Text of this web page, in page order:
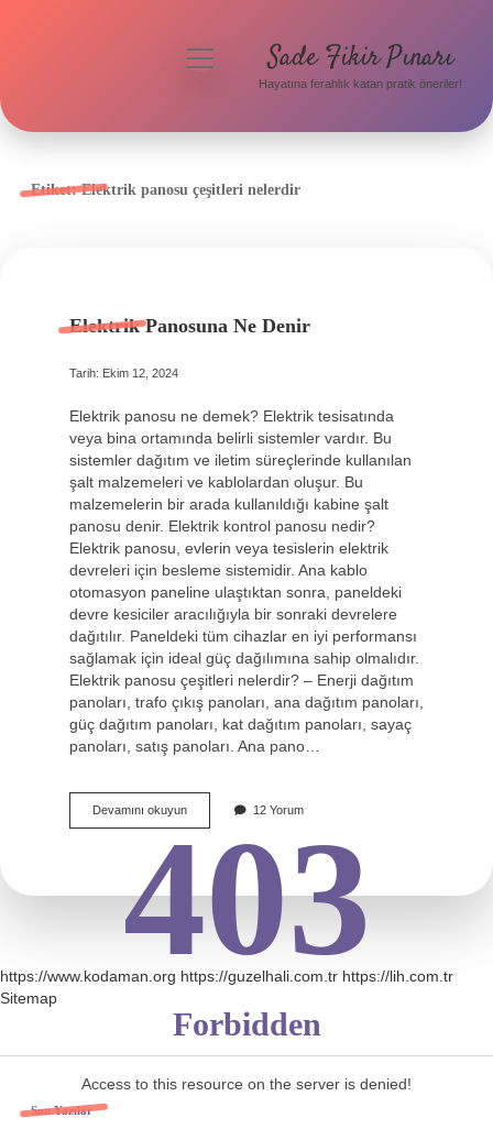
Yasal Uyarı
menüyü
aç
Sade Fikir Pınarı
Hayatına ferahlık katan pratik öneriler!
Etiket:Elektrik panosu çeşitleri nelerdir
Elektrik Panosuna Ne Denir
Tarih: Ekim 12, 2024
Elektrik panosu ne demek? Elektrik tesisatında
veya bina ortamında belirli sistemler vardır. Bu
sistemler dağıtım ve iletim süreçlerinde kullanılan
şalt malzemeleri ve kablolardan oluşur. Bu
malzemelerin bir arada kullanıldığı kabine şalt
panosu denir. Elektrik kontrol panosu nedir?
Elektrik panosu, evlerin veya tesislerin elektrik
devreleri için besleme sistemidir. Ana kablo
otomasyon paneline ulaştıktan sonra, paneldeki
devre kesiciler aracılığıyla bir sonraki devrelere
dağıtılır. Paneldeki tüm cihazlar en iyi performansı
sağlamak için ideal güç dağılımına sahip olmalıdır.
Elektrik panosu çeşitleri nelerdir? – Enerji dağıtım
panoları, trafo çıkış panoları, ana dağıtım panoları,
güç dağıtım panoları, kat dağıtım panoları, sayaç
panoları, satış panoları. Ana pano…
Devamını okuyunElektrik
Panosuna
12 Yorum
https://www.kodaman.org https://guzelhali.com.tr https://lih.com.tr
Sitemap
Son Yazılar
403
Forbidden
Access to this resource on the server is denied!